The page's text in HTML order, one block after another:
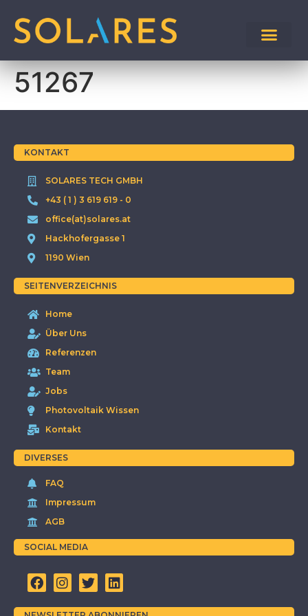
51267
KONTAKT
SOLARES TECH GMBH
+43 ( 1 ) 3 619 619 - 0
office(at)solares.at
Hackhofergasse 1
1190 Wien
SEITENVERZEICHNIS
Home
Über Uns
Referenzen
Team
Jobs
Photovoltaik Wissen
Kontakt
DIVERSES
FAQ
Impressum
AGB
SOCIAL MEDIA